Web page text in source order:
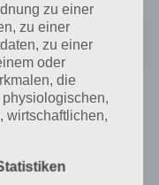
2D Ret
Touch im
als Universal App für
zu einer
zu einer
zu einer
oder
die